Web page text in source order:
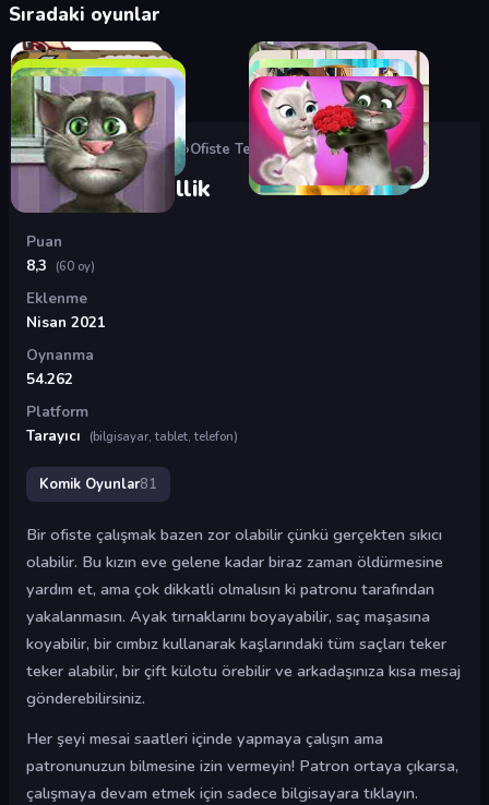
Sıradaki oyunlar
Oyunlar›Komik Oyunlar›Ofiste Tembellik
Ofiste Tembellik
Puan
8,3
(60 oy)
Eklenme
Nisan 2021
Oynanma
54.262
Platform
Tarayıcı
(bilgisayar, tablet, telefon)
Komik Oyunlar81
Bir ofiste çalışmak bazen zor olabilir çünkü gerçekten sıkıcı
olabilir. Bu kızın eve gelene kadar biraz zaman öldürmesine
yardım et, ama çok dikkatli olmalısın ki patronu tarafından
yakalanmasın. Ayak tırnaklarını boyayabilir, saç maşasına
koyabilir, bir cımbız kullanarak kaşlarındaki tüm saçları teker
teker alabilir, bir çift külotu örebilir ve arkadaşınıza kısa mesaj
gönderebilirsiniz.
Her şeyi mesai saatleri içinde yapmaya çalışın ama
patronunuzun bilmesine izin vermeyin! Patron ortaya çıkarsa,
çalışmaya devam etmek için sadece bilgisayara tıklayın.